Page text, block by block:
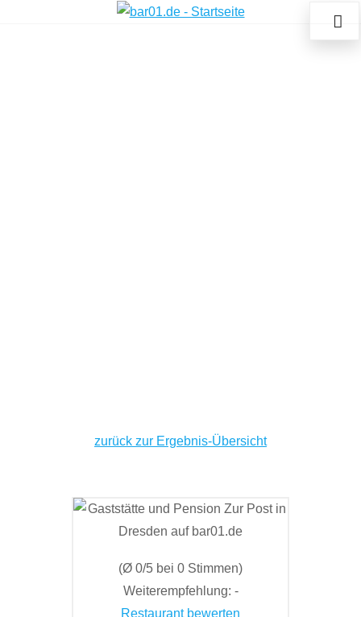
zurück zur Ergebnis-Übersicht
(Ø 0/5 bei 0 Stimmen)
Weiterempfehlung: -
Restaurant bewerten